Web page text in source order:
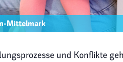
Mittelmark
und Konflikte